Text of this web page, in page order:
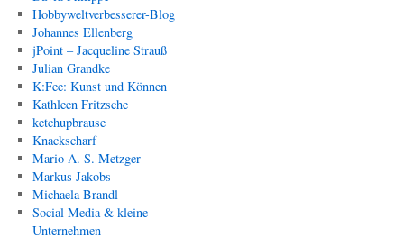
Hobbyweltverbesserer-Blog
Johannes Ellenberg
jPoint – Jacqueline Strauß
Julian Grandke
K:Fee: Kunst und Können
Kathleen Fritzsche
ketchupbrause
Knackscharf
Mario A. S. Metzger
Markus Jakobs
Michaela Brandl
Social Media & kleine
Unternehmen